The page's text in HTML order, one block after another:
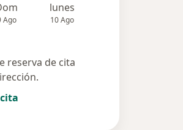
Ago
lunes
10 Ago
reserva de cita